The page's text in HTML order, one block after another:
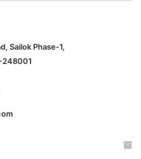
Sailok Phase-1,
248001